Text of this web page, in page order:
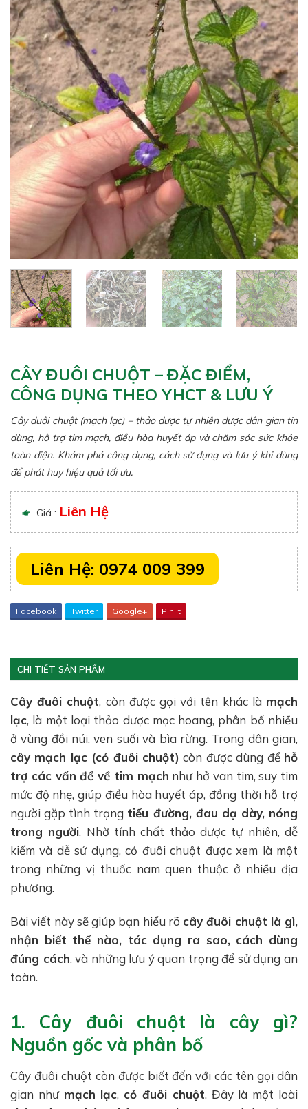
CÂY ĐUÔI CHUỘT – ĐẶC ĐIỂM,
CÔNG DỤNG THEO YHCT & LƯU Ý
Cây đuôi chuột (mạch lạc) – thảo dược tự nhiên được dân gian tin
dùng, hỗ trợ tim mạch, điều hòa huyết áp và chăm sóc sức khỏe
toàn diện. Khám phá công dụng, cách sử dụng và lưu ý khi dùng
để phát huy hiệu quả tối ưu.
Giá : Liên Hệ
Liên Hệ: 0974 009 399
Facebook Twitter Google+ Pin It
CHI TIẾT SẢN PHẨM
Cây đuôi chuột, còn được gọi với tên khác là mạch
lạc, là một loại thảo dược mọc hoang, phân bố nhiều
ở vùng đồi núi, ven suối và bìa rừng. Trong dân gian,
cây mạch lạc (cỏ đuôi chuột) còn được dùng để hỗ
trợ các vấn đề về tim mạch như hở van tim, suy tim
mức độ nhẹ, giúp điều hòa huyết áp, đồng thời hỗ trợ
người gặp tình trạng tiểu đường, đau dạ dày, nóng
trong người. Nhờ tính chất thảo dược tự nhiên, dễ
kiếm và dễ sử dụng, cỏ đuôi chuột được xem là một
trong những vị thuốc nam quen thuộc ở nhiều địa
phương.
Bài viết này sẽ giúp bạn hiểu rõ cây đuôi chuột là gì,
nhận biết thế nào, tác dụng ra sao, cách dùng
đúng cách, và những lưu ý quan trọng để sử dụng an
toàn.
1. Cây đuôi chuột là cây gì?
Nguồn gốc và phân bố
Cây đuôi chuột còn được biết đến với các tên gọi dân
gian như mạch lạc, cỏ đuôi chuột. Đây là một loài